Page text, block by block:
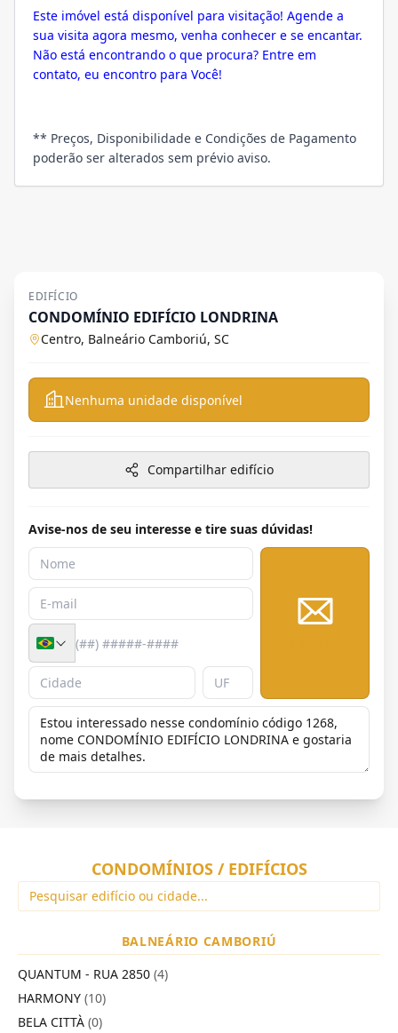
Este imóvel está disponível para visitação! Agende a
sua visita agora mesmo, venha conhecer e se encantar.
Não está encontrando o que procura? Entre em
contato, eu encontro para Você!
** Preços, Disponibilidade e Condições de Pagamento
poderão ser alterados sem prévio aviso.
EDIFÍCIO
CONDOMÍNIO EDIFÍCIO LONDRINA
Centro, Balneário Camboriú, SC
Nenhuma unidade disponível
Compartilhar edifício
Avise-nos de seu interesse e tire suas dúvidas!
CONDOMÍNIOS / EDIFÍCIOS
BALNEÁRIO CAMBORIÚ
QUANTUM - RUA 2850 (4)
HARMONY (10)
BELA CITTÀ (0)